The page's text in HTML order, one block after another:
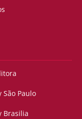
São Paulo
Brasilia